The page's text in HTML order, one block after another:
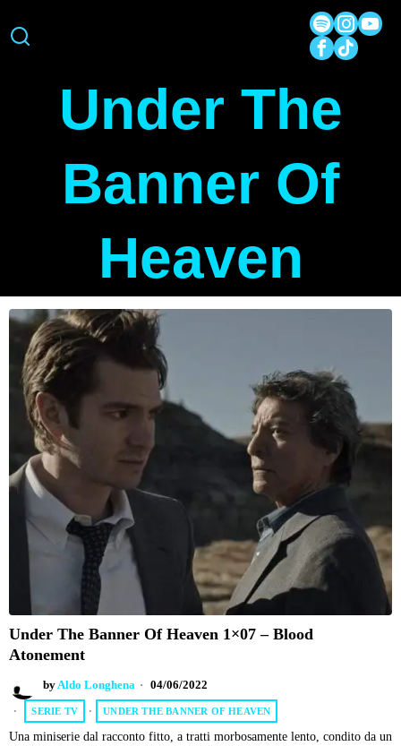
Under The
Banner Of
Heaven
Under The Banner Of Heaven 1×07 – Blood
Atonement
byAldo Longhena 04/06/2022
SERIE TV · UNDER THE BANNER OF HEAVEN
Una miniserie dal racconto fitto, a tratti morbosamente lento, condito da un